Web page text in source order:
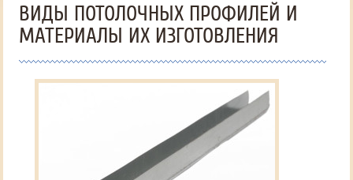
ВИДЫ ПОТОЛОЧНЫХ ПРОФИЛЕЙ И
МАТЕРИАЛЫ ИХ ИЗГОТОВЛЕНИЯ